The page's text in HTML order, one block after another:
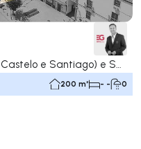
200 m² - - 0